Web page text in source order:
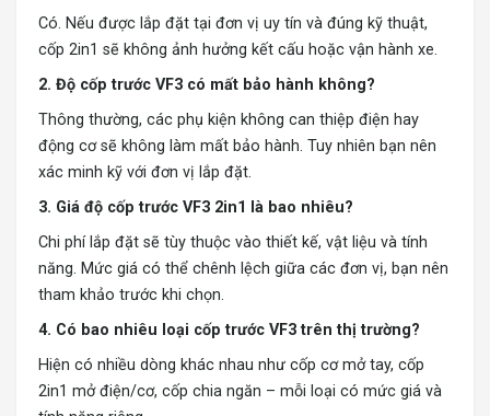
Có. Nếu được lắp đặt tại đơn vị uy tín và đúng kỹ thuật,
cốp 2in1 sẽ không ảnh hưởng kết cấu hoặc vận hành xe.
2. Độ cốp trước VF3 có mất bảo hành không?
Thông thường, các phụ kiện không can thiệp điện hay
động cơ sẽ không làm mất bảo hành. Tuy nhiên bạn nên
xác minh kỹ với đơn vị lắp đặt.
3. Giá độ cốp trước VF3 2in1 là bao nhiêu?
Chi phí lắp đặt sẽ tùy thuộc vào thiết kế, vật liệu và tính
năng. Mức giá có thể chênh lệch giữa các đơn vị, bạn nên
tham khảo trước khi chọn.
4. Có bao nhiêu loại cốp trước VF3 trên thị trường?
Hiện có nhiều dòng khác nhau như cốp cơ mở tay, cốp
2in1 mở điện/cơ, cốp chia ngăn – mỗi loại có mức giá và